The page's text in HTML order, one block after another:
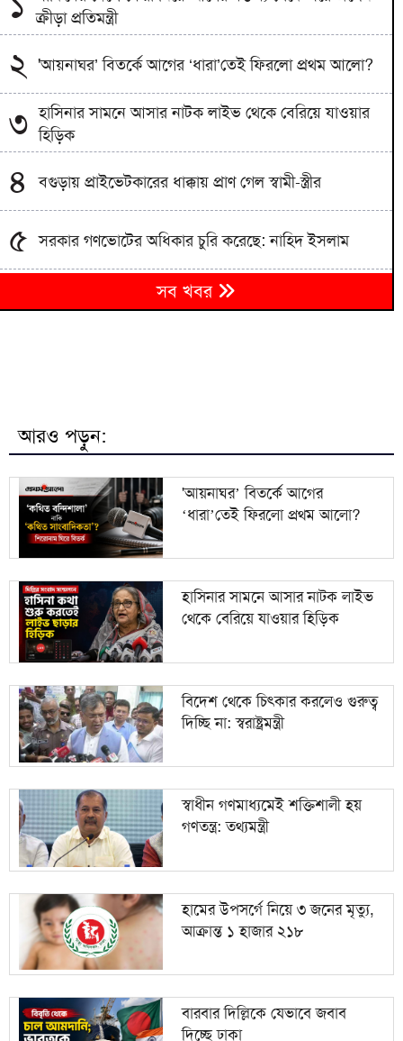
ক্রীড়া প্রতিমন্ত্রী
২ 'আয়নাঘর’ বিতর্কে আগের ‘ধারা’তেই ফিরলো প্রথম আলো?
৩ হাসিনার সামনে আসার নাটক লাইভ থেকে বেরিয়ে যাওয়ার
হিড়িক
৪ বগুড়ায় প্রাইভেটকারের ধাক্কায় প্রাণ গেল স্বামী-স্ত্রীর
৫ সরকার গণভোটের অধিকার চুরি করেছে: নাহিদ ইসলাম
শেখ হাসিনার সংবাদ সম্মেলনের বক্তব্য সমর্থন করে না দিল্লি:
রণধীর জয়সোয়াল
অবরোধ ও বিক্ষোভ
৯ ছাত্রীকে বহিষ্কার
১০ স্বাধীন গণমাধ্যমেই শক্তিশালী হয় গণতন্ত্র: তথ্যমন্ত্রী
সব খবর
আরও পড়ুন:
'আয়নাঘর’ বিতর্কে আগের
‘ধারা’তেই ফিরলো প্রথম আলো?
হাসিনার সামনে আসার নাটক লাইভ
থেকে বেরিয়ে যাওয়ার হিড়িক
বিদেশ থেকে চিৎকার করলেও গুরুত্ব
দিচ্ছি না: স্বরাষ্ট্রমন্ত্রী
স্বাধীন গণমাধ্যমেই শক্তিশালী হয়
গণতন্ত্র: তথ্যমন্ত্রী
হামের উপসর্গে নিয়ে ৩ জনের মৃত্যু,
আক্রান্ত ১ হাজার ২১৮
বারবার দিল্লিকে যেভাবে জবাব
দিচ্ছে ঢাকা